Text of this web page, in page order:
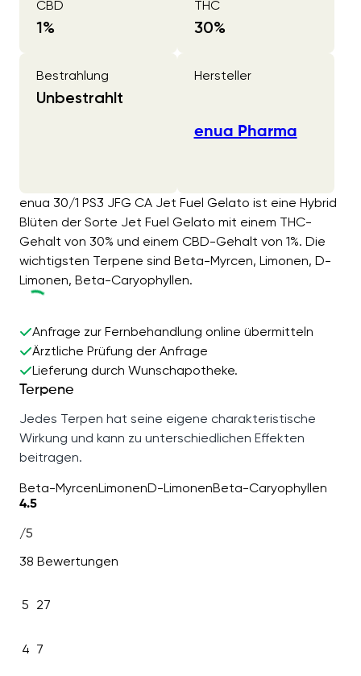
CBD
1%
THC
30%
Bestrahlung
Unbestrahlt
Hersteller
enua Pharma
enua 30/1 PS3 JFG CA Jet Fuel Gelato ist eine Hybrid
Blüten der Sorte Jet Fuel Gelato mit einem THC-
Gehalt von 30% und einem CBD-Gehalt von 1%. Die
wichtigsten Terpene sind Beta-Myrcen, Limonen, D-
Limonen, Beta-Caryophyllen.
Anfrage zur Fernbehandlung online übermitteln
Ärztliche Prüfung der Anfrage
Lieferung durch Wunschapotheke.
Terpene
Jedes Terpen hat seine eigene charakteristische
Wirkung und kann zu unterschiedlichen Effekten
beitragen.
Beta-MyrcenLimonenD-LimonenBeta-Caryophyllen
4.5
/5
38 Bewertungen
5 27
4 7